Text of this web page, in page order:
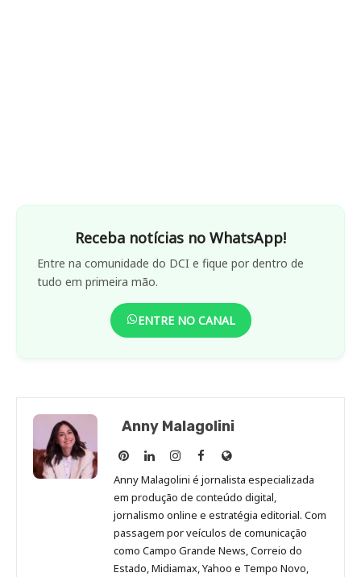
Receba notícias no WhatsApp!
Entre na comunidade do DCI e fique por dentro de
tudo em primeira mão.
ENTRE NO CANAL
Anny Malagolini
Anny
Malagolini
no
Pinterest
Anny
Malagolini
no
LinkedIn
Anny
Malagolini
no
Instagram
Anny
Malagolini
no
Facebook
Site
de
Anny
Malagolini
Anny Malagolini é jornalista especializada
em produção de conteúdo digital,
jornalismo online e estratégia editorial. Com
passagem por veículos de comunicação
como Campo Grande News, Correio do
Estado, Midiamax, Yahoo e Tempo Novo,